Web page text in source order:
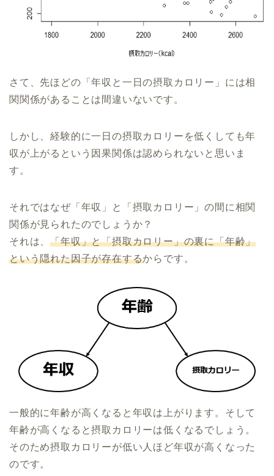
さて、先ほどの「年収と一日の摂取カロリー」には相
関関係があることは間違いないです。
しかし、経験的に一日の摂取カロリーを低くしても年
収が上がるという因果関係は認められないと思いま
す。
それではなぜ「年収」と「摂取カロリー」の間に相関
関係が見られたのでしょうか？
それは、「年収」と「摂取カロリー」の裏に「年齢」
という隠れた因子が存在するからです。
一般的に年齢が高くなると年収は上がります。そして
年齢が高くなると摂取カロリーは低くなるでしょう。
そのため摂取カロリーが低い人ほど年収が高くなった
のです。